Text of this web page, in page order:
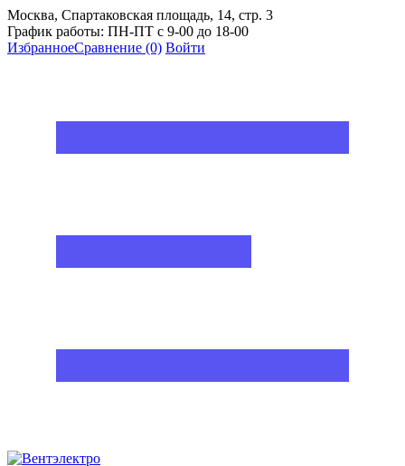
Москва, Спартаковская площадь, 14, стр. 3
График работы: ПН-ПТ с 9-00 до 18-00
ИзбранноеСравнение (0) Войти